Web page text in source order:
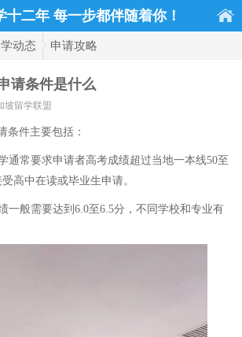
十二年 每一步都伴随着你！
动态 申请攻略
请条件是什么
坡留学联盟
条件主要包括：
通常要求申请者高考成绩超过当地一本线50至
高中在读或毕业生申请。
一般需要达到6.0至6.5分，不同学校和专业有